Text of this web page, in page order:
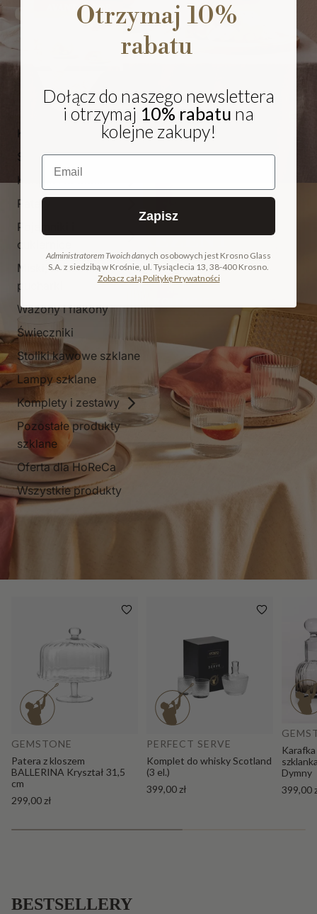
Kieliszki i pokale
Szklanki
Karafki i dzbanki
Patery
Pojemniki i
cukiernice
Miski, salaterki i
pucharki
Wazony i flakony
Świeczniki
Stoliki kawowe szklane
Lampy szklane
Komplety i zestawy
Pozostałe produkty
szklane
Oferta dla HoReCa
Wszystkie produkty
NA PREZENT
COLLECTION
Dodaj do koszyka
GEMSTONE
Patera z kloszem
BALLERINA Kryształ 31,5
cm
299,00 zł
PERFECT SERVE
Komplet do whisky Scotland
(3 el.)
399,00 zł
Dymny
399,00
BESTSELLERY
Otrzymaj 10%
rabatu
Dołącz do naszego newslettera
i otrzymaj 10% rabatu na
kolejne zakupy!
Email
Zapisz
Administratorem Twoich danych osobowych jest Krosno Glass
S.A. z siedzibą w Krośnie, ul. Tysiąclecia 13, 38-400 Krosno.
Zobacz całą Politykę Prywatności